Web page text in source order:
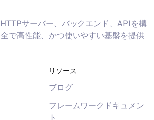
サーバー、バックエンド、APIを構
で高性能、かつ使いやすい基盤を提供
リソース
ブログ
フレームワークドキュメン
ト